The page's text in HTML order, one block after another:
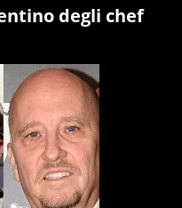
su ciò che accade
degli chef